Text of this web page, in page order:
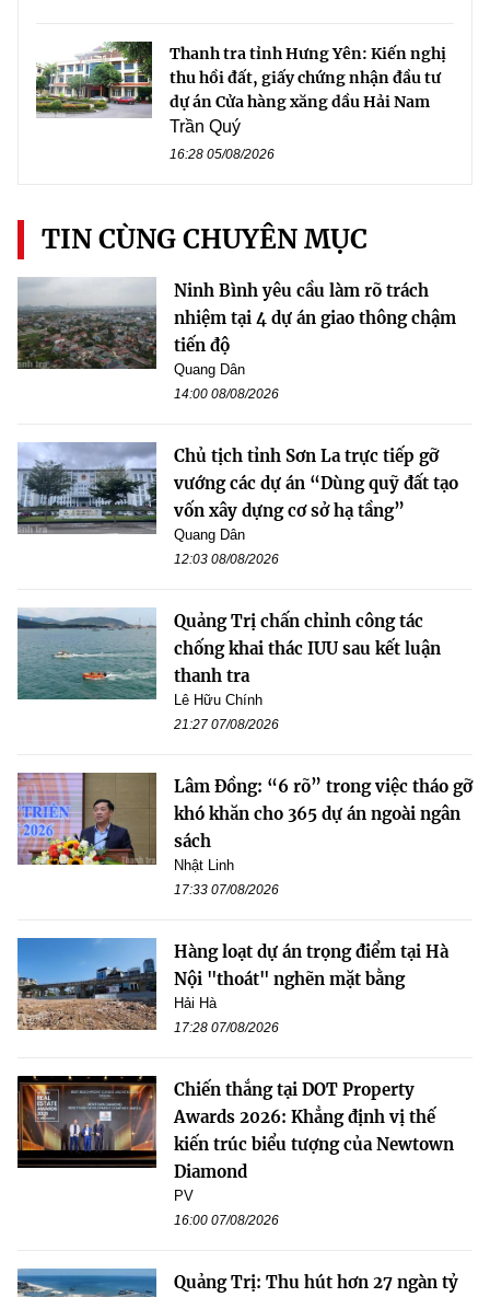
Thanh tra tỉnh Hưng Yên: Kiến nghị
thu hồi đất, giấy chứng nhận đầu tư
dự án Cửa hàng xăng dầu Hải Nam
Trần Quý
16:28 05/08/2026
TIN CÙNG CHUYÊN MỤC
Ninh Bình yêu cầu làm rõ trách
nhiệm tại 4 dự án giao thông chậm
tiến độ
Quang Dân
14:00 08/08/2026
Chủ tịch tỉnh Sơn La trực tiếp gỡ
vướng các dự án “Dùng quỹ đất tạo
vốn xây dựng cơ sở hạ tầng”
Quang Dân
12:03 08/08/2026
Quảng Trị chấn chỉnh công tác
chống khai thác IUU sau kết luận
thanh tra
Lê Hữu Chính
21:27 07/08/2026
Lâm Đồng: “6 rõ” trong việc tháo gỡ
khó khăn cho 365 dự án ngoài ngân
sách
Nhật Linh
17:33 07/08/2026
Hàng loạt dự án trọng điểm tại Hà
Nội "thoát" nghẽn mặt bằng
Hải Hà
17:28 07/08/2026
Chiến thắng tại DOT Property
Awards 2026: Khẳng định vị thế
kiến trúc biểu tượng của Newtown
Diamond
PV
16:00 07/08/2026
Quảng Trị: Thu hút hơn 27 ngàn tỷ